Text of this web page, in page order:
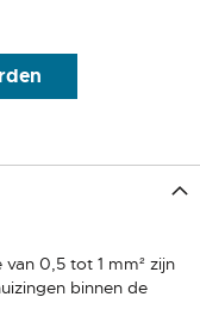
0,5 tot 1 mm² zijn
binnen de